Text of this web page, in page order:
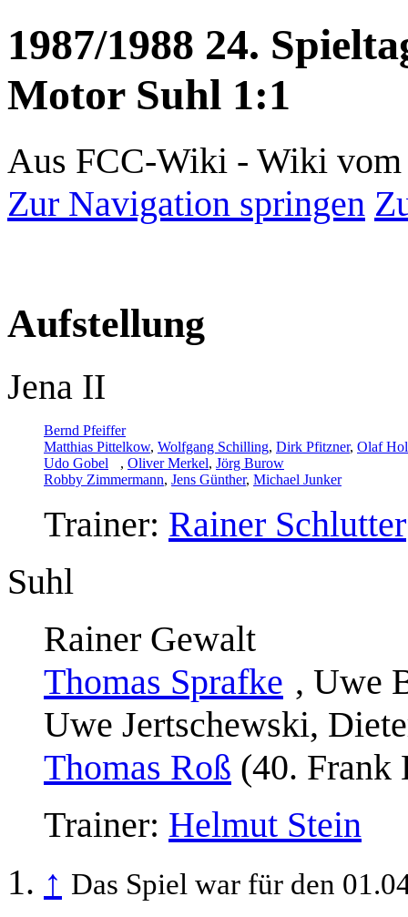
1987/1988 24.
Motor Suhl 1:1
Aus FCC-Wiki - Wiki vom
Zur Navigation springen
Aufstellung
Jena II
Bernd Pfeiffer
Matthias Pittelkow, Wolfgang Schilling, Dirk Pfitzner, Olaf
Udo Gobel
, Oliver Merkel, Jörg Burow
Robby Zimmermann, Jens Günther, Michael Junker
Trainer: Rainer Schlutter
Suhl
Rainer Gewalt
Thomas Sprafke , Uwe
Uwe Jertschewski,
Thomas Roß (40. Frank
Trainer: Helmut Stein
↑ Das Spiel war für den